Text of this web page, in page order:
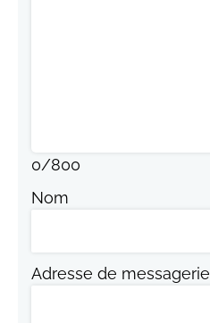
0/800
Nom
Adresse de messagerie